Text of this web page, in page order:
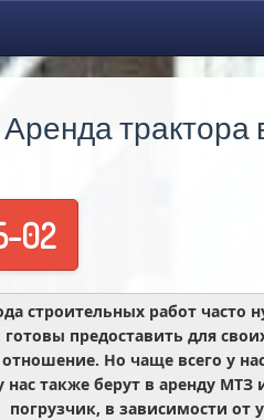
Аренда трактора
02
строительных работ часто
предоставить для
Но чаще всего у
нас также берут в аренду
погрузчик, в зависимости от